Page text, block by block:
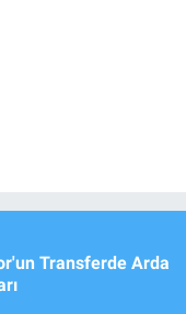
Transferde Arda